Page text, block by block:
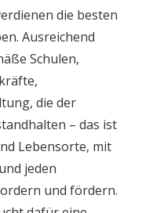
die besten
Ausreichend
Schulen,
die der
– das ist
Lebensorte, mit
jeden
und fördern.